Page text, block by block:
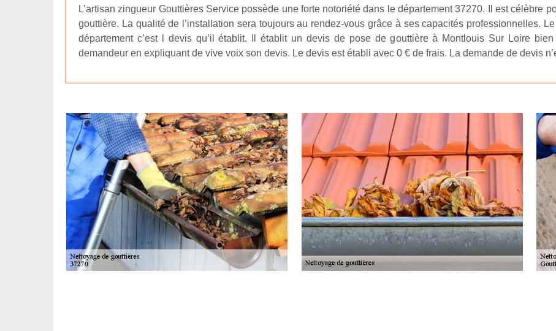
L’artisan zingueur Gouttières Service possède une forte notoriété dans le département 37270. Il est célèbre
gouttière. La qualité de l’installation sera toujours au rendez-vous grâce à ses capacités professionnelles.
département c’est l devis qu’il établit. Il établit un devis de pose de gouttière à Montlouis Sur Loire
demandeur en expliquant de vive voix son devis. Le devis est établi avec 0 € de frais. La demande de devis